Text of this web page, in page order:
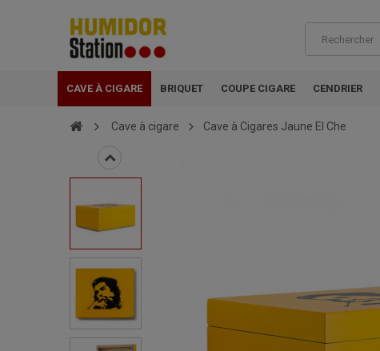
CAVE À CIGARE BRIQUET COUPE CIGARE CENDRIER
Cave à cigare Cave à Cigares Jaune El Che